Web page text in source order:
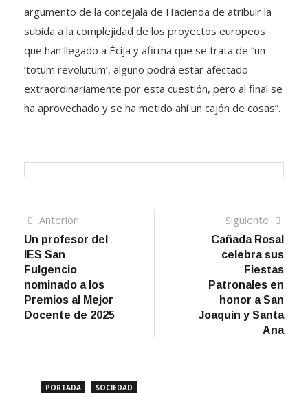
argumento de la concejala de Hacienda de atribuir la
subida a la complejidad de los proyectos europeos
que han llegado a Écija y afirma que se trata de “un
‘totum revolutum’, alguno podrá estar afectado
extraordinariamente por esta cuestión, pero al final se
ha aprovechado y se ha metido ahí un cajón de cosas”.
Navegación
de
entradas
AnteriorArtículo
anterior
Un profesor del
IES San
Fulgencio
nominado a los
Premios al Mejor
Docente de 2025
Siguiente
Cañada Rosal
celebra sus
Fiestas
Patronales en
honor a San
Joaquín y Santa
Ana
PORTADA SOCIEDAD